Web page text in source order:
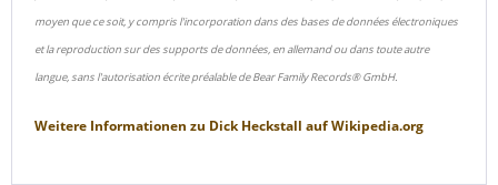
moyen que ce soit, y compris l'incorporation dans des bases de données électroniques
et la reproduction sur des supports de données, en allemand ou dans toute autre
langue, sans l'autorisation écrite préalable de Bear Family Records® GmbH.
Weitere Informationen zu Dick Heckstall aufWikipedia.org